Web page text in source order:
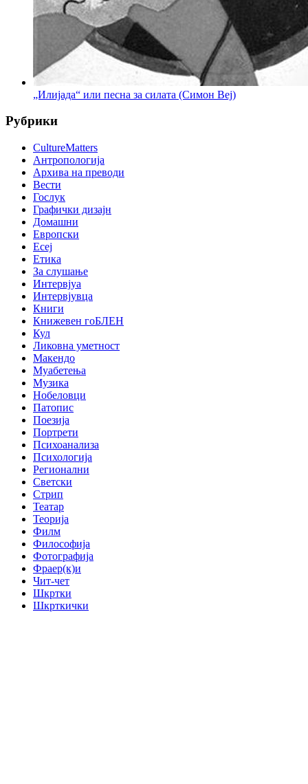
„Илијада“ или песна за силата (Симон Веј)
Рубрики
CultureMatters
Антропологија
Архива на преводи
Вести
Гослук
Графички дизајн
Домашни
Европски
Есеј
Етика
За слушање
Интервјуа
Интервјувца
Книги
Книжевен гоБЛЕН
Кул
Ликовна уметност
Макендо
Муабетења
Музика
Нобеловци
Патопис
Поезија
Портрети
Психоанализа
Психологија
Регионални
Светски
Стрип
Театар
Теорија
Филм
Философија
Фотографија
Фраер(к)и
Чит-чет
Шкртки
Шкрткички